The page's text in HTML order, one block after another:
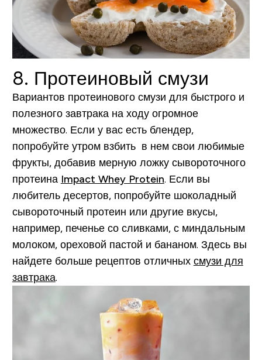
8. Протеиновый смузи
Вариантов протеинового смузи для быстрого и
полезного завтрака на ходу огромное
множество. Если у вас есть блендер,
попробуйте утром взбить в нем свои любимые
фрукты, добавив мерную ложку сывороточного
протеина Impact Whey Protein. Если вы
любитель десертов, попробуйте шоколадный
сывороточный протеин или другие вкусы,
например, печенье со сливками, с миндальным
молоком, ореховой пастой и бананом. Здесь вы
найдете больше рецептов отличных смузи для
завтрака.